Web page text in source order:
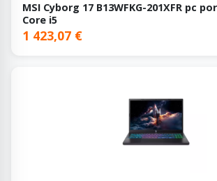
MSI Cyborg 17 B13WFKG-201XFR pc
Core i5
1 423,07 €